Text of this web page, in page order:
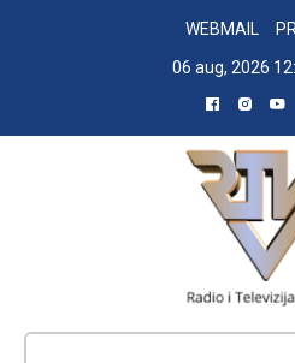
WEBMAIL
06 aug, 2026